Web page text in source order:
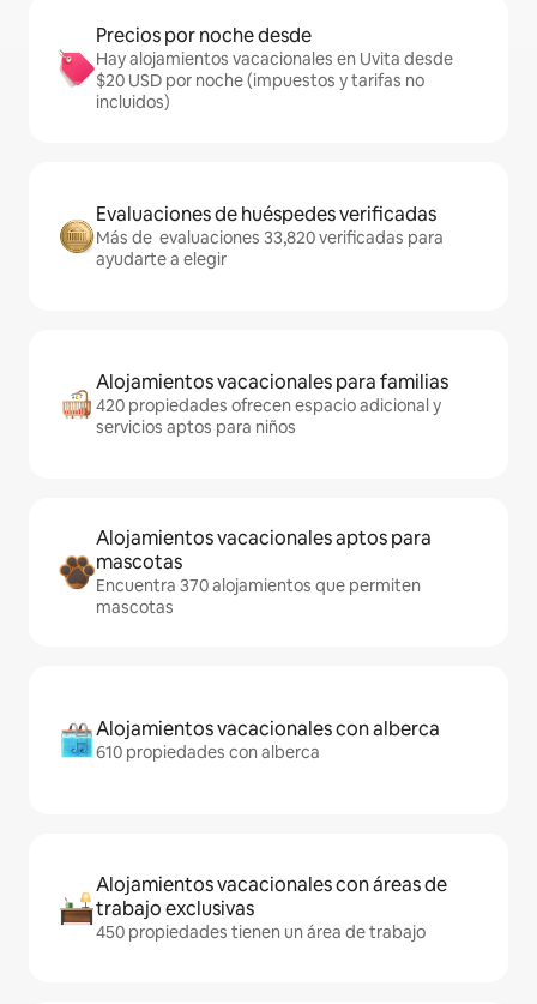
Precios por noche desde
Hay alojamientos vacacionales en Uvita desde
$20 USD por noche (impuestos y tarifas no
incluidos)
Evaluaciones de huéspedes verificadas
Más de evaluaciones 33,820 verificadas para
ayudarte a elegir
Alojamientos vacacionales para familias
420 propiedades ofrecen espacio adicional y
servicios aptos para niños
Alojamientos vacacionales aptos para
mascotas
Encuentra 370 alojamientos que permiten
mascotas
Alojamientos vacacionales con alberca
610 propiedades con alberca
Alojamientos vacacionales con áreas de
trabajo exclusivas
450 propiedades tienen un área de trabajo